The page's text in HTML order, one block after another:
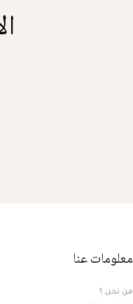
معلومات عنا
من نحن ؟